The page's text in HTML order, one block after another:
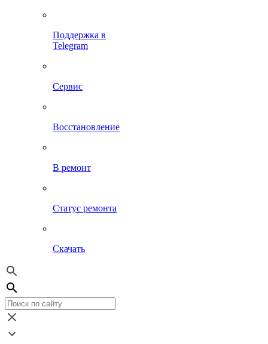
Поддержка в
Telegram
Сервис
Восстановление
В ремонт
Статус ремонта
Скачать